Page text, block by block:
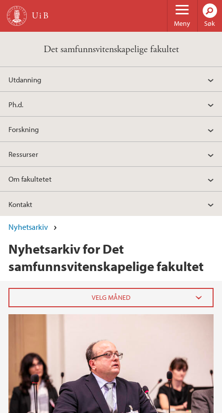
Hopp til hovedinnhold
Meny Søk
Det samfunnsvitenskapelige fakultet
Utdanning
Ph.d.
Forskning
Ressurser
Om fakultetet
Kontakt
Nyhetsarkiv
Nyhetsarkiv for Det
samfunnsvitenskapelige fakultet
juni (4)
mai (4)
april (5)
mars (4)
februar (3)
januar (6)